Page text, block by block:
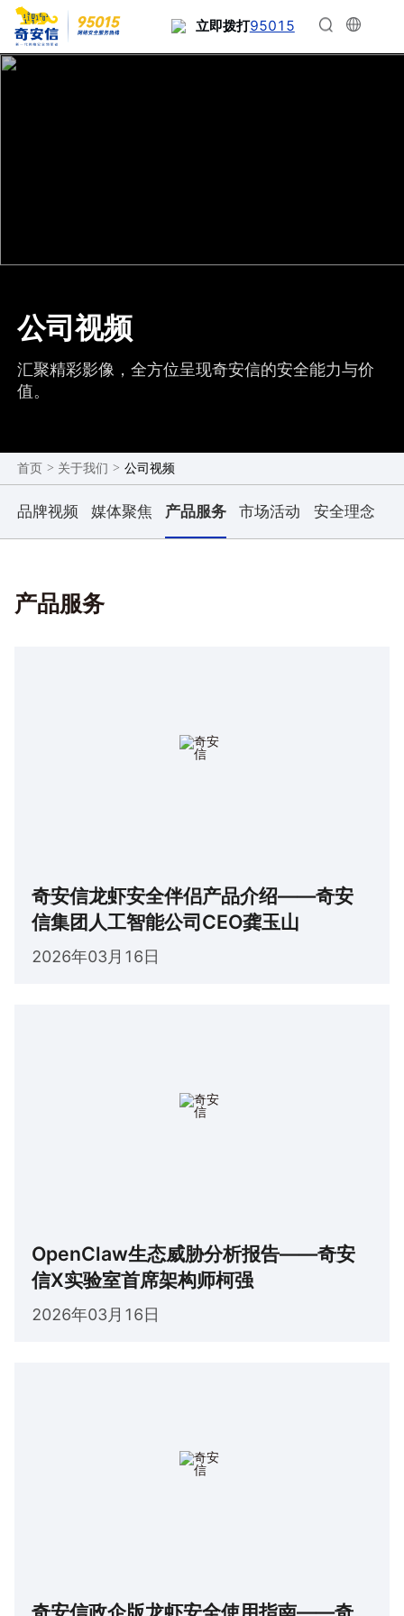
立即拨打95015
公司视频
汇聚精彩影像，全方位呈现奇安信的安全能力与价
值。
首页 > 关于我们 > 公司视频
品牌视频 媒体聚焦 产品服务 市场活动 安全理念
产品服务
奇安信龙虾安全伴侣产品介绍——奇安
信集团人工智能公司CEO龚玉山
2026年03月16日
OpenClaw生态威胁分析报告——奇安
信X实验室首席架构师柯强
2026年03月16日